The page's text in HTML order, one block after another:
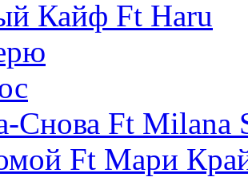
Кайф Ft Haru
Снова Ft Milana
Ft Мари